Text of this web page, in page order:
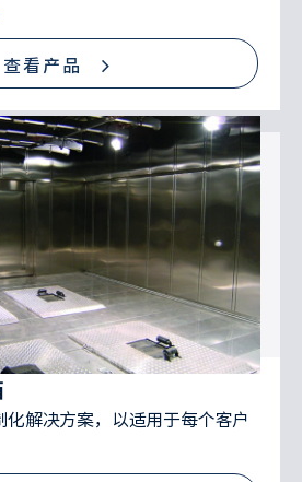
查看产品
化解决方案，以适用于每个客户